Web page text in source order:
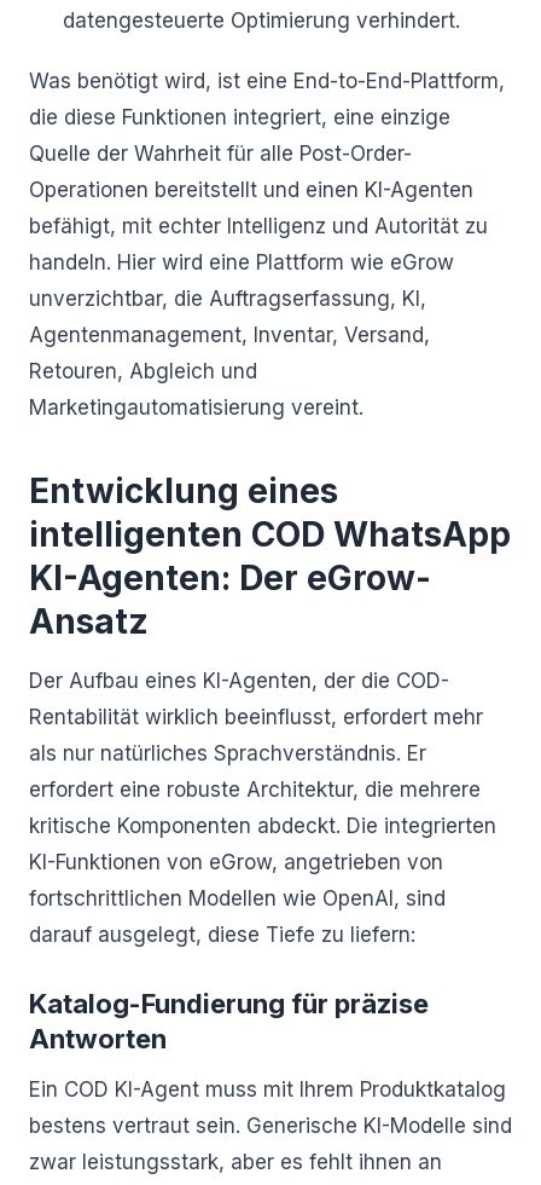
datengesteuerte Optimierung verhindert.
Was benötigt wird, ist eine End-to-End-Plattform,
die diese Funktionen integriert, eine einzige
Quelle der Wahrheit für alle Post-Order-
Operationen bereitstellt und einen KI-Agenten
befähigt, mit echter Intelligenz und Autorität zu
handeln. Hier wird eine Plattform wie eGrow
unverzichtbar, die Auftragserfassung, KI,
Agentenmanagement, Inventar, Versand,
Retouren, Abgleich und
Marketingautomatisierung vereint.
Entwicklung eines
intelligenten COD WhatsApp
KI-Agenten: Der eGrow-
Ansatz
Der Aufbau eines KI-Agenten, der die COD-
Rentabilität wirklich beeinflusst, erfordert mehr
als nur natürliches Sprachverständnis. Er
erfordert eine robuste Architektur, die mehrere
kritische Komponenten abdeckt. Die integrierten
KI-Funktionen von eGrow, angetrieben von
fortschrittlichen Modellen wie OpenAI, sind
darauf ausgelegt, diese Tiefe zu liefern:
Katalog-Fundierung für präzise
Antworten
Ein COD KI-Agent muss mit Ihrem Produktkatalog
bestens vertraut sein. Generische KI-Modelle sind
zwar leistungsstark, aber es fehlt ihnen an